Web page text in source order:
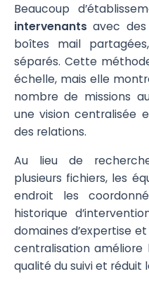
Beaucoup
intervenants avec
boîtes mail
séparés. Cette
échelle, mais elle
nombre de missions
une vision centralisée
des relations.
Au lieu de
plusieurs fichiers, les
endroit les
historique
domaines d’expertise
centralisation
qualité du suivi et réduit